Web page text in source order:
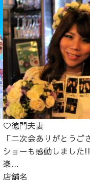
♡徳門夫妻
「二次会ありがとうご
ショーも感動しました
楽...
店舗名